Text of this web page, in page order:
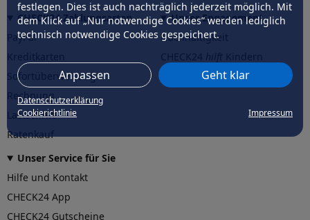
festlegen. Dies ist auch nachträglich jederzeit möglich. Mit
dem Klick auf „Nur notwendige Cookies” werden lediglich
technisch notwendige Cookies gespeichert.
Anpassen Geht klar
Datenschutzerklärung
Cookierichtlinie
Impressum
CHECK24 Zahlungsarten
PayPal
Sofortüberweisung
Rechnung
Lastschrift
Ratenkauf
Unser Engagement
Nachhaltigkeit
CHECK24hilftder Natur
Unser Service für Sie
Hilfe und Kontakt
CHECK24 App
CHECK24 Gutscheine